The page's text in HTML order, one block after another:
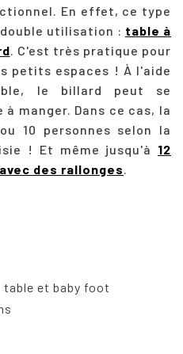
En effet, ce type
utilisation : table à
. C'est très pratique pour
petits espaces ! À l'aide
le billard peut se
manger. Dans ce cas, la
10 personnes selon la
! Et même jusqu'à 12
des rallonges